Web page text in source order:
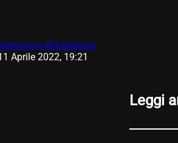
Affaritaliani
Aprile 2022, 19:21
Leggi